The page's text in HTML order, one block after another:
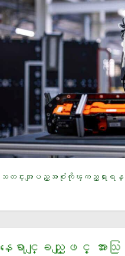
သတင္းအျပည့္အစံုကိုၾကည့္ရႈရန္
ေနေရာင္ျခည္ျဖင့္ အာ